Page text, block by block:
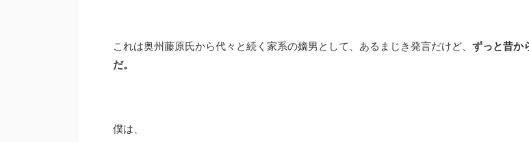
これは奥州藤原氏から代々と続く家系の嫡男として、あるまじき発言だけど、 ずっと昔か
だ。
僕は、